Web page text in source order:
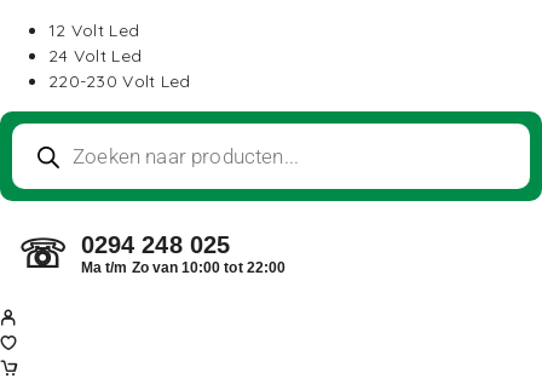
12 Volt Led
24 Volt Led
220-230 Volt Led
☏ 0294 248 025
Ma t/m Zo van 10:00 tot 22:00